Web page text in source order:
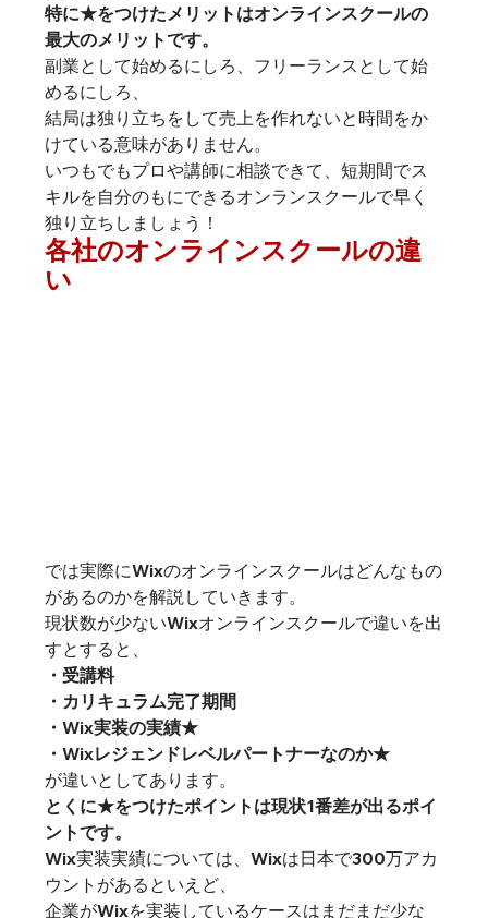
特に★をつけたメリットはオンラインスクールの
最大のメリットです。
副業として始めるにしろ、フリーランスとして始
めるにしろ、
結局は独り立ちをして売上を作れないと時間をか
けている意味がありません。
いつもでもプロや講師に相談できて、短期間でス
キルを自分のもにできるオンランスクールで早く
独り立ちしましょう！
各社のオンラインスクールの違
い
では実際にWixのオンラインスクールはどんなもの
があるのかを解説していきます。
現状数が少ないWixオンラインスクールで違いを出
すとすると、
・受講料
・カリキュラム完了期間
・Wix実装の実績★
・Wixレジェンドレベルパートナーなのか★
が違いとしてあります。
とくに★をつけたポイントは現状1番差が出るポイ
ントです。
Wix実装実績については、Wixは日本で300万アカ
ウントがあるといえど、
企業がWixを実装しているケースはまだまだ少な